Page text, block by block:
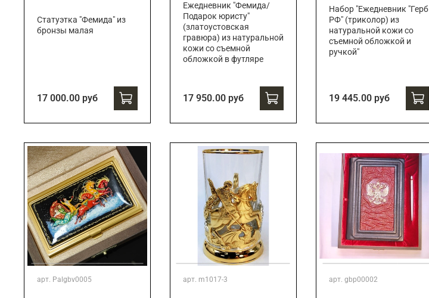
Статуэтка "Фемида" из
бронзы малая
17 000.00 руб
Ежедневник "Фемида/
Подарок юристу"
(златоустовская
гравюра) из натуральной
кожи со съемной
обложкой в футляре
17 950.00 руб
Набор "Ежедневник "Герб
РФ" (триколор) из
натуральной кожи со
съемной обложкой и
ручкой"
19 445.00 руб
арт. Palgbv0005 арт. m1017-3 арт. gbp00002